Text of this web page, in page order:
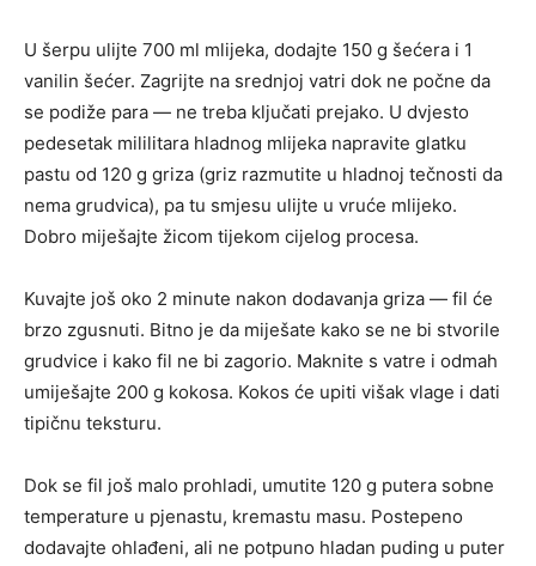
U šerpu ulijte 700 ml mlijeka, dodajte 150 g šećera i 1
vanilin šećer. Zagrijte na srednjoj vatri dok ne počne da
se podiže para — ne treba ključati prejako. U dvjesto
pedesetak mililitara hladnog mlijeka napravite glatku
pastu od 120 g griza (griz razmutite u hladnoj tečnosti da
nema grudvica), pa tu smjesu ulijte u vruće mlijeko.
Dobro miješajte žicom tijekom cijelog procesa.
Kuvajte još oko 2 minute nakon dodavanja griza — fil će
brzo zgusnuti. Bitno je da miješate kako se ne bi stvorile
grudvice i kako fil ne bi zagorio. Maknite s vatre i odmah
umiješajte 200 g kokosa. Kokos će upiti višak vlage i dati
tipičnu teksturu.
Dok se fil još malo prohladi, umutite 120 g putera sobne
temperature u pjenastu, kremastu masu. Postepeno
dodavajte ohlađeni, ali ne potpuno hladan puding u puter